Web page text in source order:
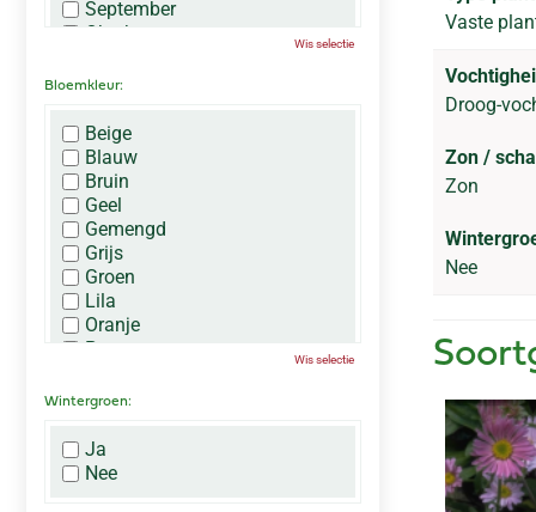
Vaste
Droog-
Zon /
Zon
Nee
September
Oktober
December
Wis selectie
Bloemkleur:
Beige
Blauw
Bruin
Geel
Gemengd
Grijs
Groen
Lila
Oranje
Paars
Roze
Zwart
Wis selectie
Wintergroen:
Ja
Nee